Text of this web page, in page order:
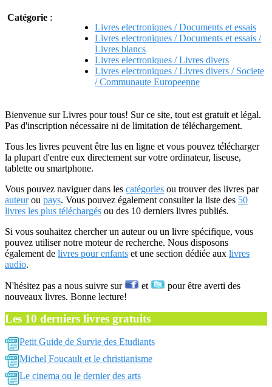
Catégorie :
Livres electroniques / Documents et essais
Livres electroniques / Documents et essais /
Livres blancs
Livres electroniques / Livres divers
Livres electroniques / Livres divers / Societe
/ Communaute Europeenne
Bienvenue sur Livres pour tous! Sur ce site, tout est gratuit et légal.
Pas d'inscription nécessaire ni de limitation de téléchargement.
Tous les livres peuvent être lus en ligne et vous pouvez télécharger
la plupart d'entre eux directement sur votre ordinateur, liseuse,
tablette ou smartphone.
Vous pouvez naviguer dans les catégories ou trouver des livres par
auteurou pays. Vous pouvez également consulter la liste des 50
livres les plus téléchargés ou des 10 derniers livres publiés.
Si vous souhaitez chercher un auteur ou un livre spécifique, vous
pouvez utiliser notre moteur de recherche. Nous disposons
également de livres pour enfants et une section dédiée aux livres
audio.
N'hésitez pas a nous suivre sur et
pour être averti des
nouveaux livres. Bonne lecture!
Les 10 derniers livres gratuits
Petit Guide de Survie des Etudiants
Michel Foucault et le christianisme
Le cinema ou le dernier des arts